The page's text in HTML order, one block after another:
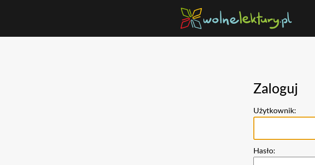
Zaloguj
Użytkownik:
Hasło: